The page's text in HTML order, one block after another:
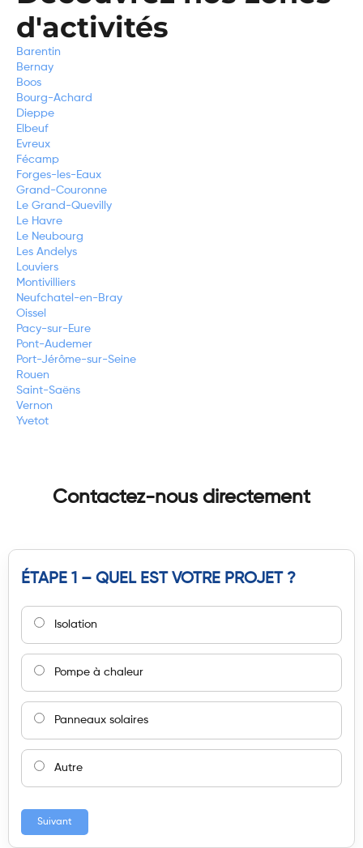
d'activités
Barentin
Bernay
Boos
Bourg-Achard
Dieppe
Elbeuf
Evreux
Fécamp
Forges-les-Eaux
Grand-Couronne
Le Grand-Quevilly
Le Havre
Le Neubourg
Les Andelys
Louviers
Montivilliers
Neufchatel-en-Bray
Oissel
Pacy-sur-Eure
Pont-Audemer
Port-Jérôme-sur-Seine
Rouen
Saint-Saëns
Vernon
Yvetot
Contactez-nous directement
ÉTAPE 1 – QUEL EST VOTRE PROJET ?
Isolation
Pompe à chaleur
Panneaux solaires
Autre
Suivant